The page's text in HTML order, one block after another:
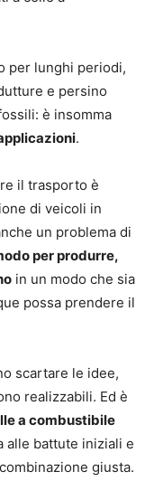
per lunghi periodi,
e persino
è insomma
.
il trasporto è
di veicoli in
un problema di
per produrre,
in un modo che sia
possa prendere il
scartare le idee,
realizzabili. Ed è
a combustibile
alle battute iniziali e
giusta.